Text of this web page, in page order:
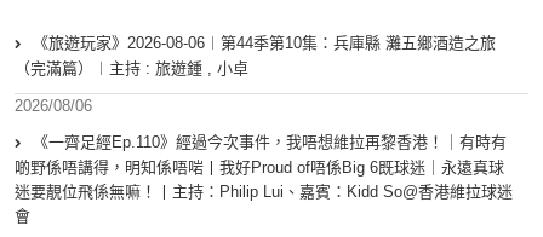
《旅遊玩家》2026-08-06︱第44季第10集：兵庫縣 灘五鄉酒造之旅
（完滿篇）︱主持 : 旅遊鍾 , 小卓
2026/08/06
《一齊足經Ep.110》經過今次事件，我唔想維拉再黎香港！｜有時有
啲野係唔講得，明知係唔啱丨我好Proud of唔係Big 6既球迷｜永遠真球
迷要靚位飛係無嘛！丨主持：Philip Lui、嘉賓：Kidd So@香港維拉球迷
會